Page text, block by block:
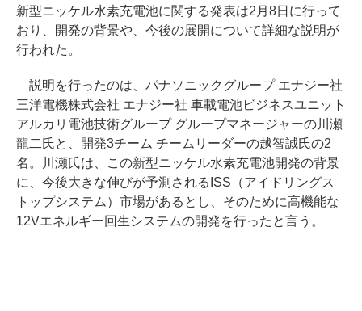
新型ニッケル水素充電池に関する発表は2月8日に行って
おり、開発の背景や、今後の展開について詳細な説明が
行われた。
説明を行ったのは、パナソニックグループ エナジー社
三洋電機株式会社 エナジー社 車載電池ビジネスユニット
アルカリ電池技術グループ グループマネージャーの川瀬
龍二氏と、開発3チーム チームリーダーの越智誠氏の2
名。川瀬氏は、この新型ニッケル水素充電池開発の背景
に、今後大きな伸びが予測されるISS（アイドリングス
トップシステム）市場があるとし、そのために高機能な
12Vエネルギー回生システムの開発を行ったと言う。